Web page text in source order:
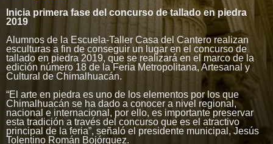
Inicia primera fase del concurso de tallado en piedra
2019
Alumnos de la Escuela-Taller Casa del Cantero realizan
esculturas a fin de conseguir un lugar en el concurso de
tallado en piedra 2019, que se realizará en el marco de la
edición número 18 de la Feria Metropolitana, Artesanal y
Cultural de Chimalhuacán.
“El arte en piedra es uno de los elementos por los que
Chimalhuacán se ha dado a conocer a nivel regional,
nacional e internacional, por ello, es importante preservar
esta tradición a través del concurso que es el atractivo
principal de la feria”, señaló el presidente municipal, Jesús
Tolentino Román Bojórquez.